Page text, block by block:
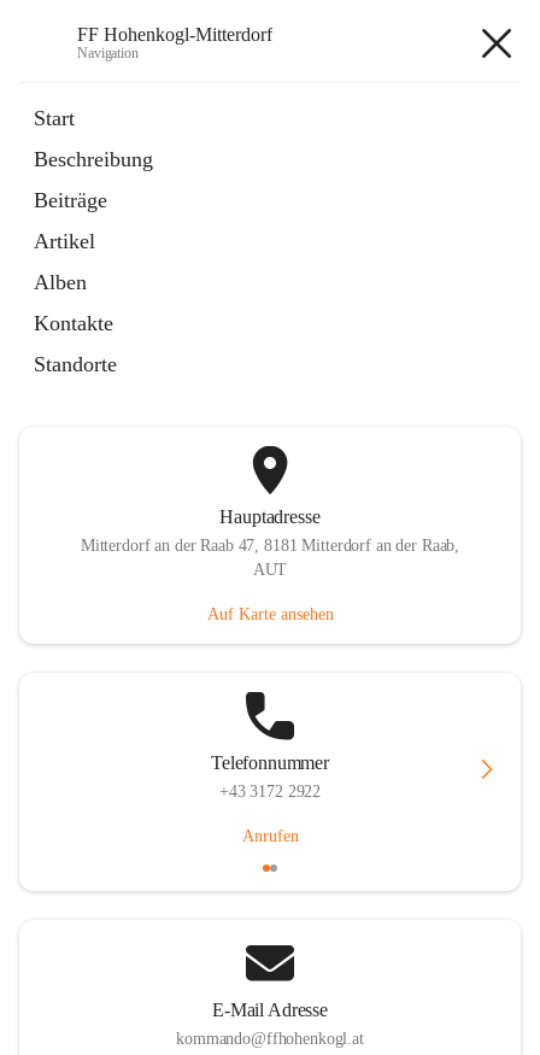
FF Hohenkogl-Mitterdorf
Navigation
Start
Beschreibung
Beiträge
Artikel
Alben
Kontakte
Standorte
Artikel
in
Tab
LLZ Einsatzübersicht
öffnet
in
neuem
Tab
Hauptadresse
Mitterdorf an der Raab 47, 8181 Mitterdorf an der Raab,
AUT
Auf Karte ansehen
Telefonnummer
+43 3172 2922
Anrufen
E-Mail Adresse
kommando@ffhohenkogl.at